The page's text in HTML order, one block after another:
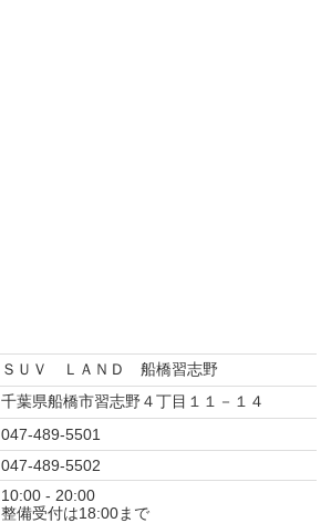
ＳＵＶ ＬＡＮＤ 船橋習志野
千葉県船橋市習志野４丁目１１－１４
047-489-5501
047-489-5502
10:00 - 20:00
整備受付は18:00まで